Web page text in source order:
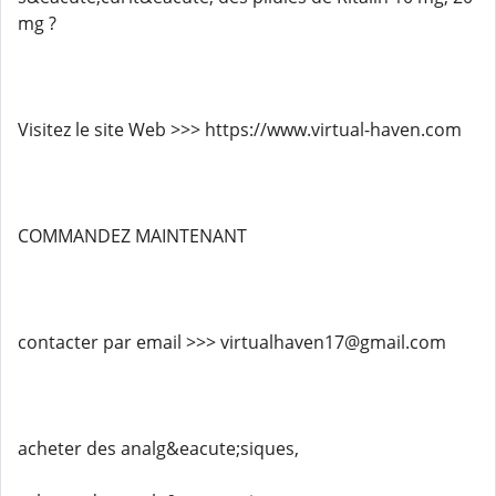
mg ?
Visitez le site Web >>> https://www.virtual-haven.com
COMMANDEZ MAINTENANT
contacter par email >>> virtualhaven17@gmail.com
acheter des analg&eacute;siques,